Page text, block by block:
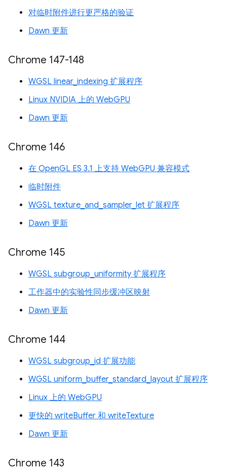
对临时附件进行更严格的验证
Dawn 更新
Chrome 147-148
WGSL linear_indexing 扩展程序
Linux NVIDIA 上的 WebGPU
Dawn 更新
Chrome 146
在 OpenGL ES 3.1 上支持 WebGPU 兼容模式
临时附件
WGSL texture_and_sampler_let 扩展程序
Dawn 更新
Chrome 145
WGSL subgroup_uniformity 扩展程序
工作器中的实验性同步缓冲区映射
Dawn 更新
Chrome 144
WGSL subgroup_id 扩展功能
WGSL uniform_buffer_standard_layout 扩展程序
Linux 上的 WebGPU
更快的 writeBuffer 和 writeTexture
Dawn 更新
Chrome 143